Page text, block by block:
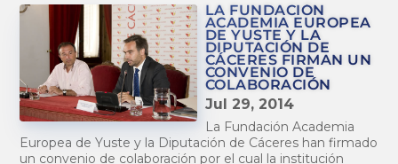
LA FUNDACIÓN
ACADEMIA EUROPEA
DE YUSTE Y LA
DIPUTACIÓN DE
CÁCERES FIRMAN UN
CONVENIO DE
COLABORACIÓN
Jul 29, 2014
La Fundación Academia
Europea de Yuste y la Diputación de Cáceres han firmado
un convenio de colaboración por el cual la institución